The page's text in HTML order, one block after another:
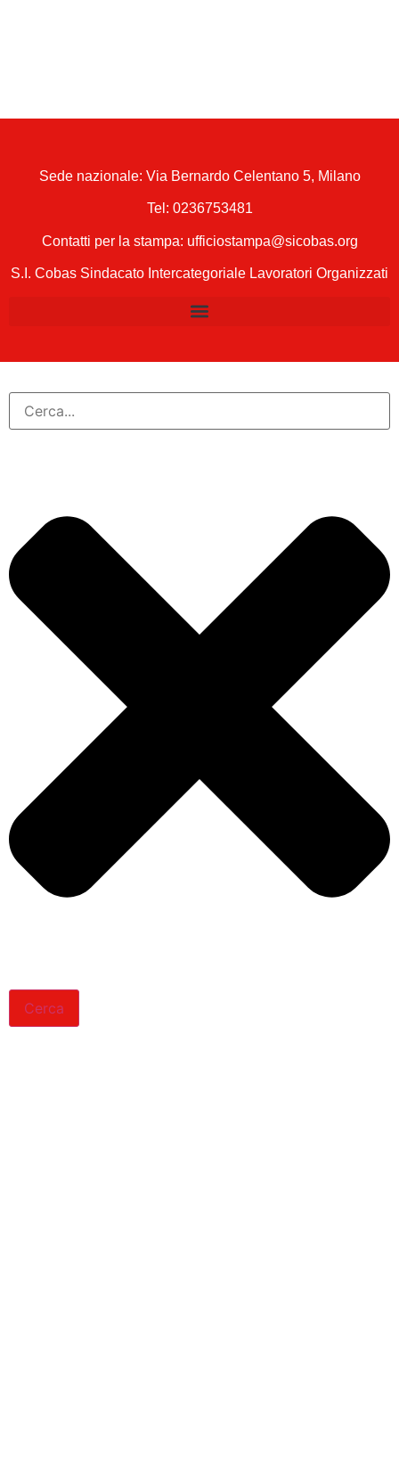
Sede nazionale: Via Bernardo Celentano 5, Milano
Tel: 0236753481
Contatti per la stampa: ufficiostampa@sicobas.org
S.I. Cobas Sindacato Intercategoriale Lavoratori Organizzati
Cerca